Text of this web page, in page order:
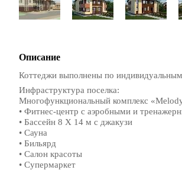
Описание
Коттеджи выполнены по
Инфраструктура поселка:
Многофункциональный комплекс
• Фитнес-центр с аэробными и
• Бассейн 8 Х 14 м с джакузи
• Сауна
• Бильярд
• Салон красоты
• Супермаркет